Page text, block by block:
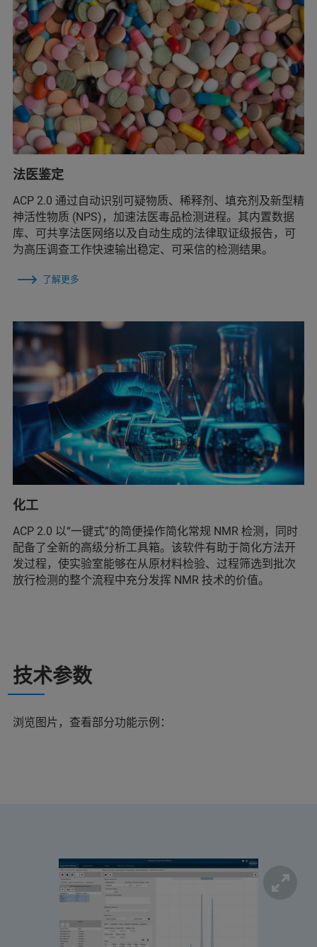
法医鉴定
ACP 2.0 通过自动识别可疑物质、稀释剂、填充剂及新型精
神活性物质 (NPS)，加速法医毒品检测进程。其内置数据
库、可共享法医网络以及自动生成的法律取证级报告，可
为高压调查工作快速输出稳定、可采信的检测结果。
了解更多
化工
ACP 2.0 以“一键式”的简便操作简化常规 NMR 检测，同时
配备了全新的高级分析工具箱。该软件有助于简化方法开
发过程，使实验室能够在从原材料检验、过程筛选到批次
放行检测的整个流程中充分发挥 NMR 技术的价值。
技术参数
浏览图片，查看部分功能示例：